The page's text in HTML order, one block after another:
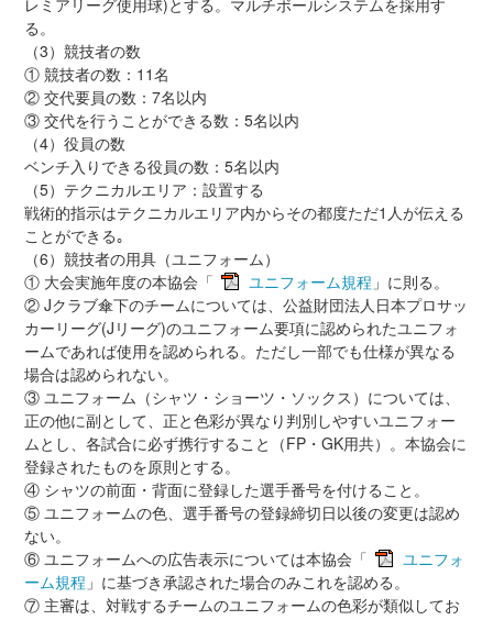
る。
（3）競技者の数
① 競技者の数：11名
② 交代要員の数：7名以内
③ 交代を行うことができる数：5名以内
（4）役員の数
ベンチ入りできる役員の数：5名以内
（5）テクニカルエリア：設置する
戦術的指示はテクニカルエリア内からその都度ただ1人が伝える
ことができる｡
（6）競技者の用具（ユニフォーム）
① 大会実施年度の本協会「
ユニフォーム規程 」に則る。
② Jクラブ傘下のチームについては、公益財団法人日本プロサッ
カーリーグ(Jリーグ)のユニフォーム要項に認められたユニフォ
ームであれば使用を認められる。ただし一部でも仕様が異なる
場合は認められない。
③ ユニフォーム（シャツ・ショーツ・ソックス）については、
正の他に副として、正と色彩が異なり判別しやすいユニフォー
ムとし、各試合に必ず携行すること（FP・GK用共）。本協会に
登録されたものを原則とする。
④ シャツの前面・背面に登録した選手番号を付けること。
⑤ ユニフォームの色、選手番号の登録締切日以後の変更は認め
ない。
⑥ ユニフォームへの広告表示については本協会「
ユニフォ
ーム規程 」に基づき承認された場合のみこれを認める。
⑦ 主審は、対戦するチームのユニフォームの色彩が類似してお